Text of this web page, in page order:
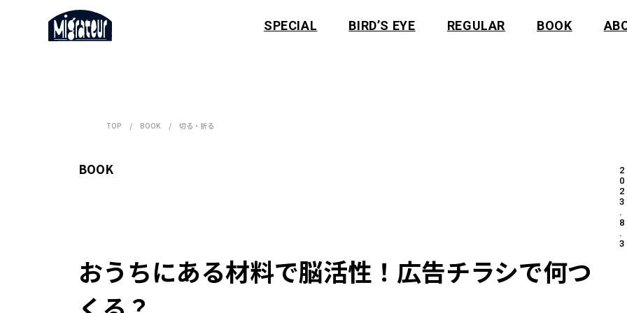
SPECIAL BIRD’S EYE REGULAR BOOK
TOP BOOK 切る・折る
BOOK
2
0
2
3
.
8
.
3
おうちにある材料で脳活性！広告チラシで何つ